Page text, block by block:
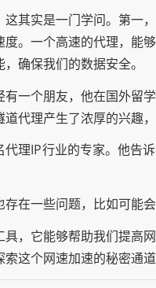
其实是一门学问。第一
。一个高速的代理，能
确保我们的数据安全。
一个朋友，他在国外留
代理产生了浓厚的兴趣
理IP行业的专家。他告
在一些问题，比如可能
，它能够帮助我们提高
这个网速加速的秘密通